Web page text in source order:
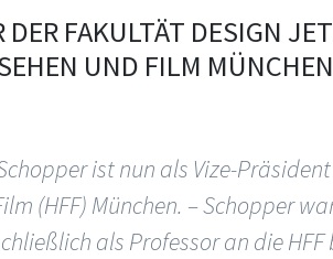
DER FAKULTÄT DESIGN
UND FILM MÜNCHEN
ist nun als Vize-
(HFF) München. – Schopper
als Professor an die HFF